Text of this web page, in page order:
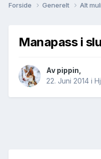
Forside Generelt Alt
Manapass i
Av pippin
22. Juni 2014 i